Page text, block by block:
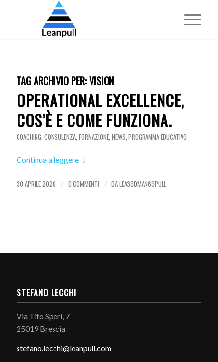
TAG ARCHIVIO PER:VISION
OPERATIONAL EXCELLENCE,
COS’È E COME FUNZIONA.
COACHING, CONSULENZA, FORMAZIONE, NEWS, PROGRAMMA EDUCATIVO
Continua a leggere
30 APRILE 2020 / 0 COMMENTI / DALEA39DMAN69PULL
STEFANO LECCHI
Via Tito Speri, 7
25019 Brescia
stefano. lecchi@leanpull.com